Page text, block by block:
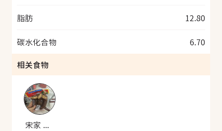
脂肪 12.80
碳水化合物
6.70
相关食物
宋家 香思尾